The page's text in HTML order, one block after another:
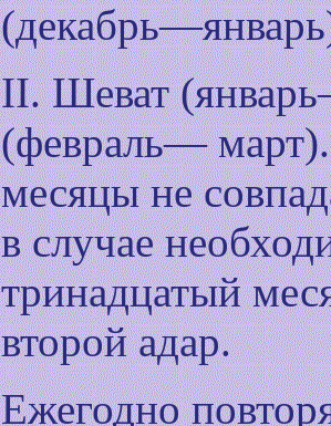
II. Шеват
(февраль—
месяцы не
в случае
тринадцатый
второй адар.
Ежегодно